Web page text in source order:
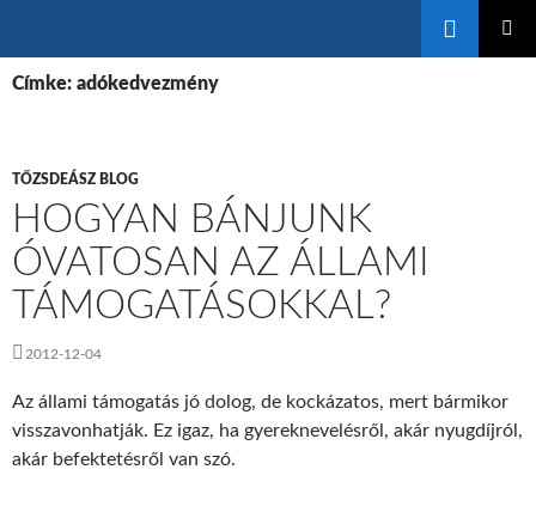
A
Címke: adókedvezmény
TŐZSDEÁSZ BLOG
HOGYAN BÁNJUNK
ÓVATOSAN AZ ÁLLAMI
TÁMOGATÁSOKKAL?
2012-12-04
Az állami támogatás jó dolog, de kockázatos, mert bármikor
visszavonhatják. Ez igaz, ha gyereknevelésről, akár nyugdíjról,
akár befektetésről van szó.